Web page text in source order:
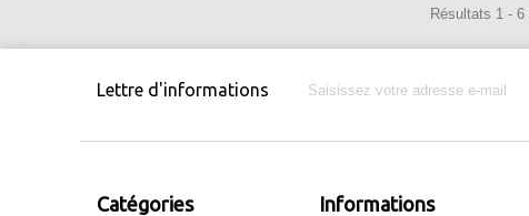
Résultats 1 - 6
Lettre d'informations
Catégories Informations